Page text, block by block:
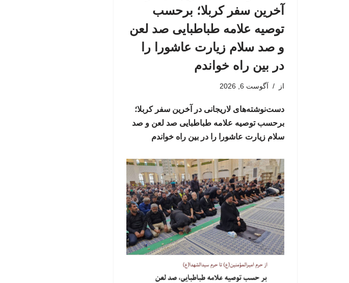
آخرین سفر کربلا؛ برحسب
توصیه علامه طباطبایی صد لعن
و صد سلام زیارت عاشورا را
در بین راه خواندم
از آگوست 6, 2026
دست‌نوشته‌های لاریجانی در آخرین سفر کربلا؛
برحسب توصیه علامه طباطبایی صد لعن و صد
سلام زیارت عاشورا را در بین راه خواندم